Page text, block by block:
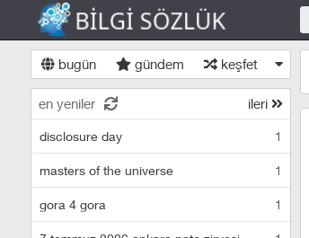
bugün gündem keşfet
en yeniler ileri
disclosure day 1
masters of the universe 1
gora 4 gora 1